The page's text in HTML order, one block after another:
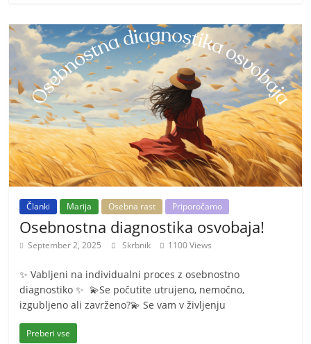
Članki Marija Osebna rast Priporočamo
Osebnostna diagnostika osvobaja!
September 2, 2025 Skrbnik 1100 Views
✨ Vabljeni na individualni proces z osebnostno
diagnostiko ✨ 💫Se počutite utrujeno, nemočno,
izgubljeno ali zavrženo?💫 Se vam v življenju
Preberi vse